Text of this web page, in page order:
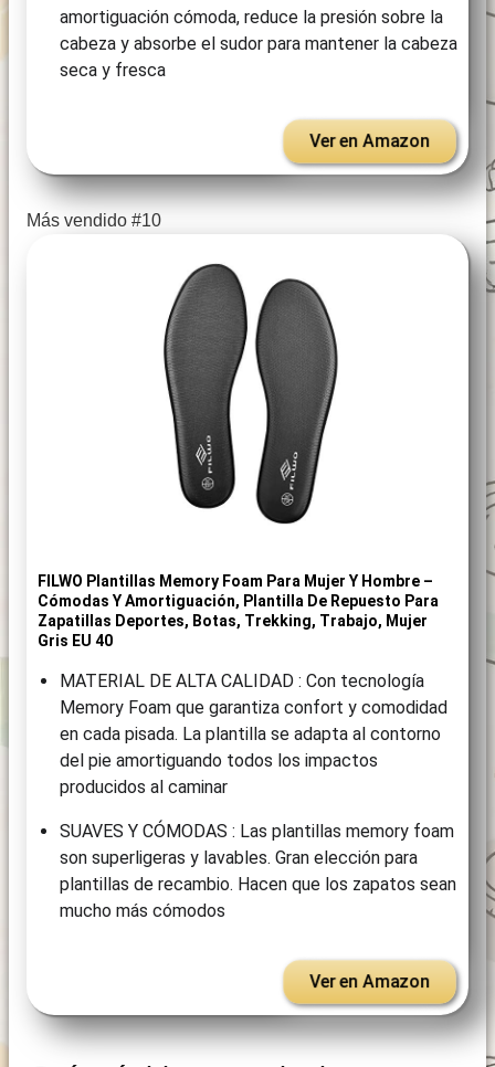
amortiguación cómoda, reduce la presión sobre la
cabeza y absorbe el sudor para mantener la cabeza
seca y fresca
Ver en Amazon
Más vendido #10
FILWO Plantillas Memory Foam Para Mujer Y Hombre –
Cómodas Y Amortiguación, Plantilla De Repuesto Para
Zapatillas Deportes, Botas, Trekking, Trabajo, Mujer
Gris EU 40
MATERIAL DE ALTA CALIDAD : Con tecnología
Memory Foam que garantiza confort y comodidad
en cada pisada. La plantilla se adapta al contorno
del pie amortiguando todos los impactos
producidos al caminar
SUAVES Y CÓMODAS : Las plantillas memory foam
son superligeras y lavables. Gran elección para
plantillas de recambio. Hacen que los zapatos sean
mucho más cómodos
Ver en Amazon